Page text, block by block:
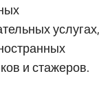
услугах,
и стажеров.